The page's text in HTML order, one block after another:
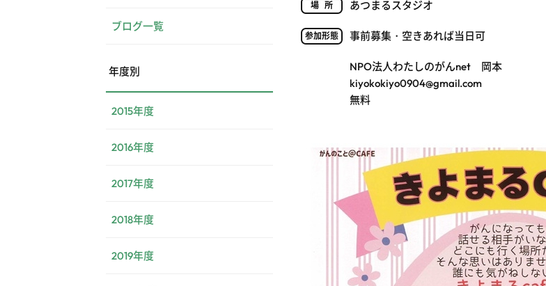
場所 あつまるスタジオ
参加形態 事前募集・空きあれば当日可
NPO法人わたしのがんnet 岡本
kiyokokiyo0904@gmail.com
無料
ブログ一覧
年度別
2015年度
2016年度
2017年度
2018年度
2019年度